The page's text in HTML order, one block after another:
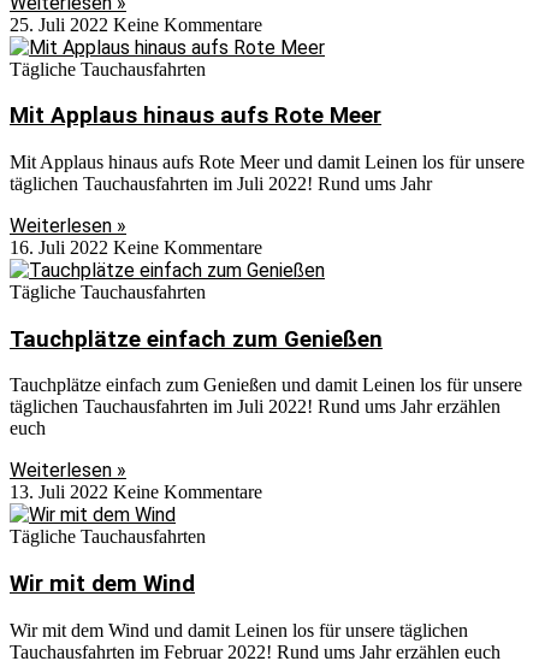
25. Juli 2022 Keine Kommentare
Tägliche Tauchausfahrten
Mit Applaus hinaus aufs Rote Meer
Mit Applaus hinaus aufs Rote Meer und damit Leinen los für unsere
täglichen Tauchausfahrten im Juli 2022! Rund ums Jahr
Weiterlesen »
16. Juli 2022 Keine Kommentare
Tägliche Tauchausfahrten
Tauchplätze einfach zum Genießen
Tauchplätze einfach zum Genießen und damit Leinen los für unsere
täglichen Tauchausfahrten im Juli 2022! Rund ums Jahr erzählen
euch
Weiterlesen »
13. Juli 2022 Keine Kommentare
Tägliche Tauchausfahrten
Wir mit dem Wind
Wir mit dem Wind und damit Leinen los für unsere täglichen
Tauchausfahrten im Februar 2022! Rund ums Jahr erzählen euch